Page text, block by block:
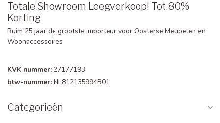
Totale Showroom Leegverkoop! Tot 80%
Korting
Ruim 25 jaar de grootste importeur voor Oosterse Meubelen en
Woonaccessoires
KVK nummer: 27177198
btw-nummer: NL812135994B01
Categorieën